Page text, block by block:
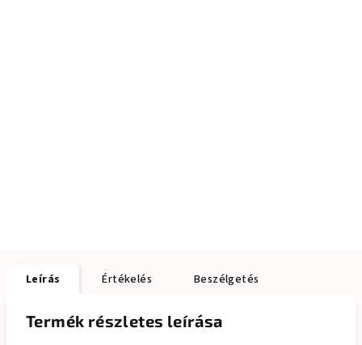
Leírás Értékelés Beszélgetés
Termék részletes leírása